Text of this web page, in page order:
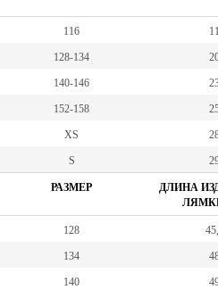
116 11
128-134
140-146
152-158
XS
S
РАЗМЕР
ДЛИНА
128
134
140